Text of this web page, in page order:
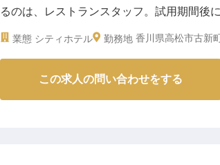
るのは、レストランスタッフ。試用期間後
ます。リーガゼスト高松は、高松駅より徒
業態 シティホテル 勤務地 香川県高松市古新
この求人の問い合わせをする